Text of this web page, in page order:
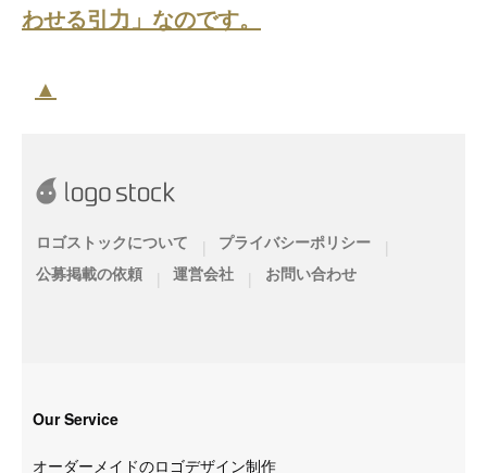
わせる引力」なのです。
▲
ロゴストックについて | プライバシーポリシー
|
公募掲載の依頼
| 運営会社 | お問い合わせ
Our Service
オーダーメイドのロゴデザイン制作